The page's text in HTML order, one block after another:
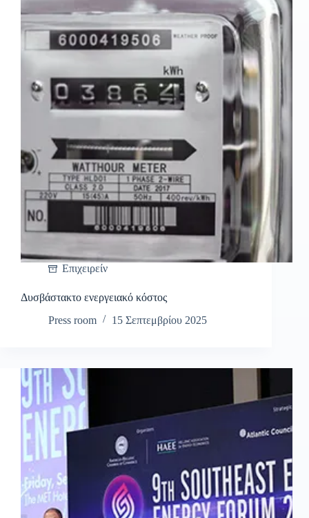
Επιχειρείν
Δυσβάστακτο ενεργειακό κόστος
Press room
15 Σεπτεμβρίου 2025